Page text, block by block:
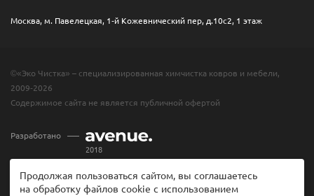
Москва, м. Павелецкая, 1-й Кожевнический пер, д.10с2, 1 этаж
©«Эко Чистка» – специализированная химчистка ковров и мебели,
2009-2026
Содержимое сайта не является публичной офертой
Разработано
2018
Продолжая пользоваться сайтом, вы соглашаетесь
на обработку файлов cookie с использованием